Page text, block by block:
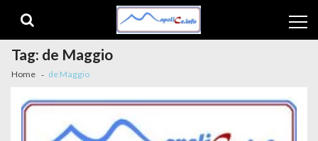
Tag: de Maggio
Home de Maggio